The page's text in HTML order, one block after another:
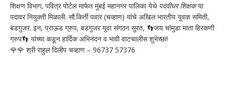
शिक्षण विभाग, पवित्र पोर्टल मार्फत मुंबई महानगर पालिका येथे पदवीधर शिक्षकया
पदावर नियुक्ती मिळाली. सौ.किर्ती पवार (चव्हाण) यांचे अखिल भारतीय युवक समिती,
बडगुजर. इन, प्राऊड ग्रुप, बडगुजर युवा संगठन सुरत, 👣जय चांमुडा माता हिरकणी
ग्रुप👣 यांच्या कडून हार्दिक अभिनंदन व भावी वाटचालीस शुभेच्छा!
🌹🌹 श्री राहुल दिलीप चव्हाण – 96737 57376